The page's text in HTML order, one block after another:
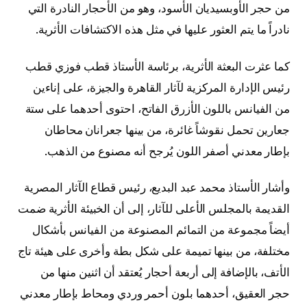
من حجر الأوبسيديان الأسود، وهو من الأحجار النادرة التي
نادراً ما يتم العثور عليها في مثل هذه الاكتشافات الأثرية.
كما عثرت البعثة الأثرية، برئاسة الأستاذ قطب فوزي قطب
رئيس الإدارة المركزية لآثار القاهرة والجيزة، على إناءين
من الفيانس باللون الأزرق الفاتح، احتوى أحدهما على ستة
جعارين تحمل نقوشاً غائرة، من بينها جعرانان محاطان
بإطار معدني أصفر اللون يُرجح أنه مصنوع من الذهب.
وأشار الأستاذ محمد عبد البديع، رئيس قطاع الآثار المصرية
القديمة بالمجلس الأعلى للآثار، إلى أن الخبيئة الأثرية ضمت
أيضاً مجموعة من التمائم المصنوعة من الفيانس بأشكال
مختلفة، من بينها تميمة على شكل بطة وأخرى على هيئة تاج
الأتف، بالإضافة إلى أربعة أحجار يُعتقد أن اثنين منها من
حجر العقيق، أحدهما بلون أحمر وردي ومحاط بإطار معدني